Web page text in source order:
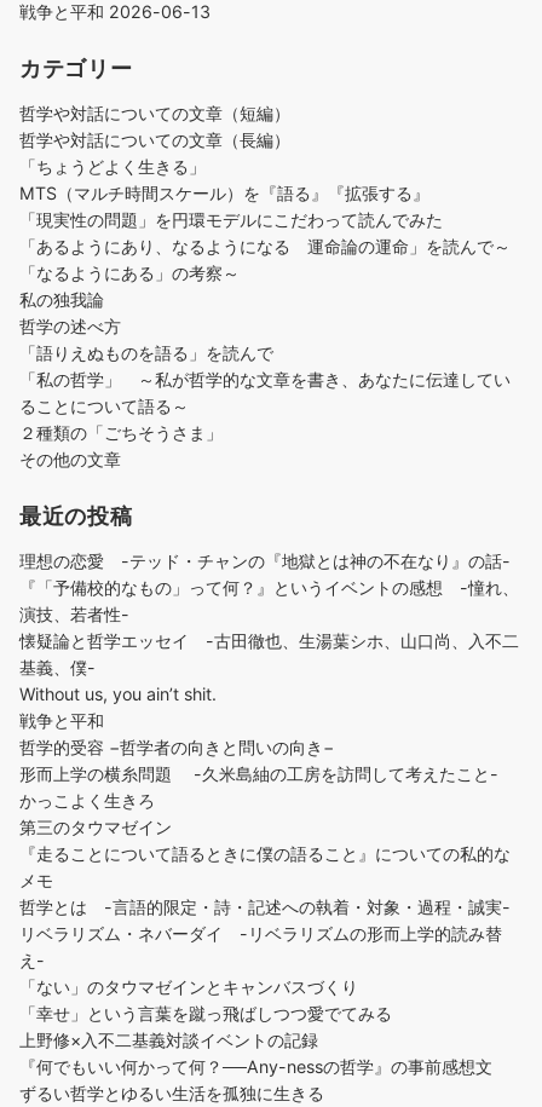
戦争と平和 2026-06-13
カテゴリー
哲学や対話についての文章（短編）
哲学や対話についての文章（長編）
「ちょうどよく生きる」
MTS（マルチ時間スケール）を『語る』『拡張する』
「現実性の問題」を円環モデルにこだわって読んでみた
「あるようにあり、なるようになる 運命論の運命」を読んで～
「なるようにある」の考察～
私の独我論
哲学の述べ方
「語りえぬものを語る」を読んで
「私の哲学」 ～私が哲学的な文章を書き、あなたに伝達してい
ることについて語る～
２種類の「ごちそうさま」
その他の文章
最近の投稿
理想の恋愛 -テッド・チャンの『地獄とは神の不在なり』の話-
『「予備校的なもの」って何？』というイベントの感想 -憧れ、
演技、若者性-
懐疑論と哲学エッセイ -古田徹也、生湯葉シホ、山口尚、入不二
基義、僕-
Without us, you ain’t shit.
戦争と平和
哲学的受容 −哲学者の向きと問いの向き−
形而上学の横糸問題 -久米島紬の工房を訪問して考えたこと-
かっこよく生きろ
第三のタウマゼイン
『走ることについて語るときに僕の語ること』についての私的な
メモ
哲学とは -言語的限定・詩・記述への執着・対象・過程・誠実-
リベラリズム・ネバーダイ -リベラリズムの形而上学的読み替
え-
「ない」のタウマゼインとキャンバスづくり
「幸せ」という言葉を蹴っ飛ばしつつ愛でてみる
上野修×入不二基義対談イベントの記録
『何でもいい何かって何？──Any-nessの哲学』の事前感想文
ずるい哲学とゆるい生活を孤独に生きる